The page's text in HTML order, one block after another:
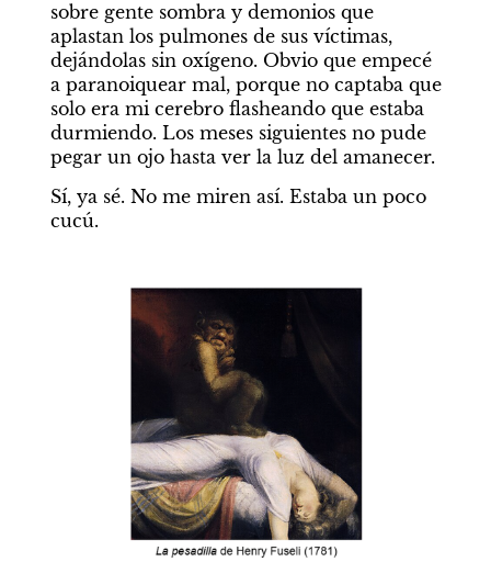
sobre gente sombra y demonios que
aplastan los pulmones de sus víctimas,
dejándolas sin oxígeno. Obvio que empecé
a paranoiquear mal, porque no captaba que
solo era mi cerebro flasheando que estaba
durmiendo. Los meses siguientes no pude
pegar un ojo hasta ver la luz del amanecer.
Sí, ya sé. No me miren así. Estaba un poco
cucú.